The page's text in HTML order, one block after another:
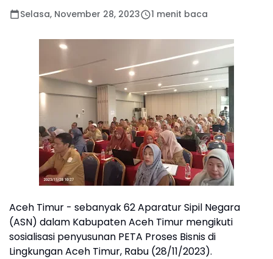
Selasa, November 28, 2023 1 menit baca
Aceh Timur - sebanyak 62 Aparatur Sipil Negara
(ASN) dalam Kabupaten Aceh Timur mengikuti
sosialisasi penyusunan PETA Proses Bisnis di
Lingkungan Aceh Timur, Rabu (28/11/2023).